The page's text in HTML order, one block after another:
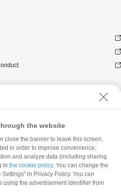
の考え方
the website
close the banner to leave this screen,
in order to improve convenience,
and analyze data (including sharing
to the cookie policy. You can change the
in Privacy Policy. You can
using the advertisement identifier from